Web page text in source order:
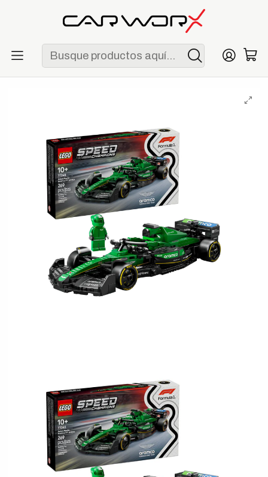
ENVÍO GRATIS POR COMPRAS MAYORES A S/ 250
Aston Martin
LEGO Speed Champions Aston Martin Aramco F1 AMR24 Race
Car (77245)